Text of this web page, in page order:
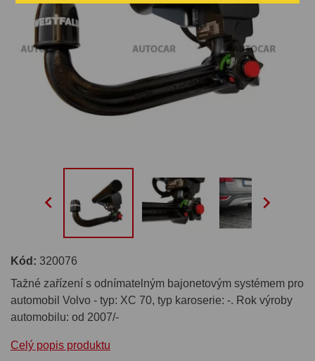
 
Kód: 320076
Tažné zařízení s odnímatelným bajonetovým systémem pro
automobil Volvo - typ: XC 70, typ karoserie: -. Rok výroby
automobilu: od 2007/-
Celý popis produktu